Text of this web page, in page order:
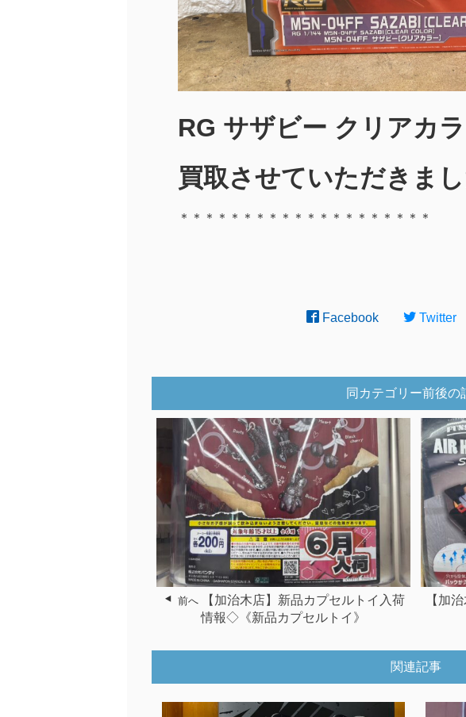
RG サザビー クリアカ
買取させていただきま
＊＊＊＊＊＊＊＊＊＊＊＊＊＊＊＊＊＊＊＊
Facebook Twitter
同カテゴリー前後の
前へ
【加治木店】新品カプセルトイ入荷
情報◇《新品カプセルトイ》
【加
関連記事